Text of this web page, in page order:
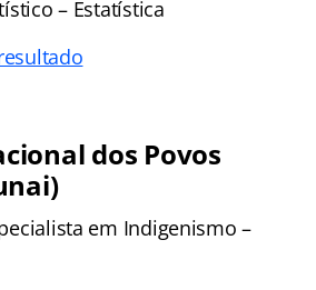
– Estatística
dos Povos
em Indigenismo –